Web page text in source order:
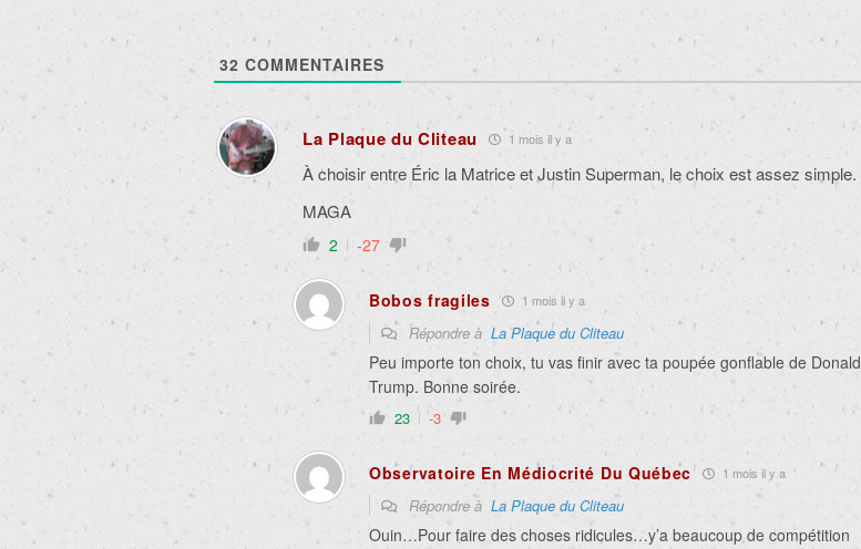
32 COMMENTAIRES
La Plaque du Cliteau 1 mois il y a
À choisir entre Éric la Matrice et Justin Superman, le choix est assez simple.
MAGA
2 -27
Bobos fragiles 1 mois il y a
Répondre à La Plaque du Cliteau
Peu importe ton choix, tu vas finir avec ta poupée gonflable de Donald
Trump. Bonne soirée.
23 -3
Observatoire En Médiocrité Du Québec 1 mois il y a
Répondre à La Plaque du Cliteau
Ouin…Pour faire des choses ridicules…y’a beaucoup de compétition